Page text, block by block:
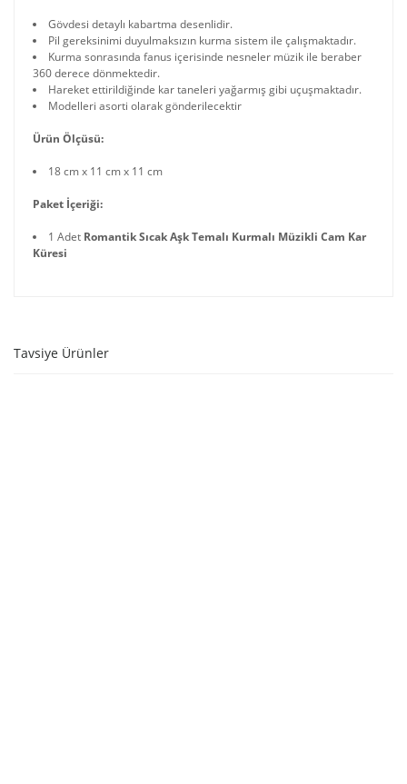
Gövdesi detaylı kabartma desenlidir.
Pil gereksinimi duyulmaksızın kurma sistem ile çalışmaktadır.
Kurma sonrasında fanus içerisinde nesneler müzik ile beraber
360 derece dönmektedir.
Hareket ettirildiğinde kar taneleri yağarmış gibi uçuşmaktadır.
Modelleri asorti olarak gönderilecektir
Ürün Ölçüsü:
18 cm x 11 cm x 11 cm
Paket İçeriği:
1 Adet Romantik Sıcak Aşk Temalı Kurmalı Müzikli Cam Kar
Küresi
Tavsiye Ürünler